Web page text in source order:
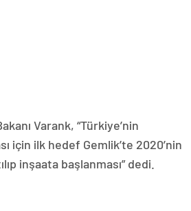
Varank, “Türkiye’nin
için ilk hedef Gemlik’te 2020’nin
inşaata başlanması” dedi.